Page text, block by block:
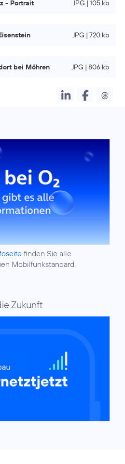
- Portrait JPG | 105 kb
JPG | 720 kb
bei Möhren JPG | 806 kb
finden Sie alle
Mobilfunkstandard.
Zukunft